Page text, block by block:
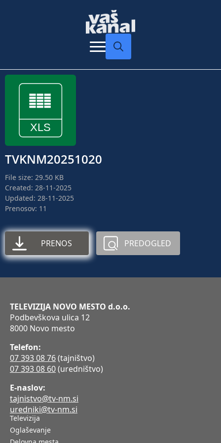
TVKNM20251020
File size: 29.50 KB
Created: 28-11-2025
Updated: 28-11-2025
Prenosov: 11
PRENOS PREDOGLED
TELEVIZIJA NOVO MESTO d.o.o.
Podbevškova ulica 12
8000 Novo mesto
Telefon:
07 393 08 76(tajništvo)
07 393 08 60(uredništvo)
E-naslov:
tajnistvo@tv-nm.si
uredniki@tv-nm.si
Televizija
Oglaševanje